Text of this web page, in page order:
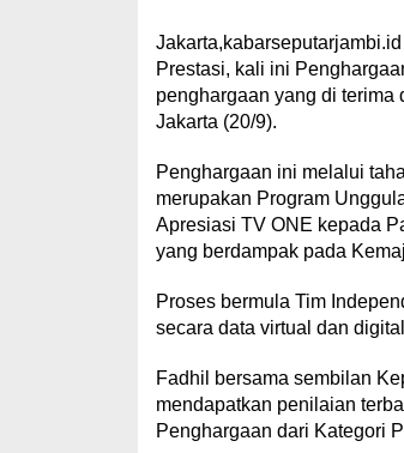
Prestasi, kali ini
penghargaan yang di
Jakarta (20/9).
Penghargaan ini melalui
merupakan Program
Apresiasi TV ONE kepada
yang berdampak pada
Proses bermula Tim
secara data virtual dan
Fadhil bersama sembilan
mendapatkan penilaian
Penghargaan dari Kategori